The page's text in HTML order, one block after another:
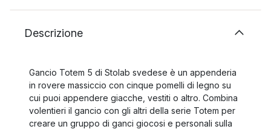
Descrizione
Gancio Totem 5 di Stolab svedese è un appenderia
in rovere massiccio con cinque pomelli di legno su
cui puoi appendere giacche, vestiti o altro. Combina
volentieri il gancio con gli altri della serie Totem per
creare un gruppo di ganci giocosi e personali sulla